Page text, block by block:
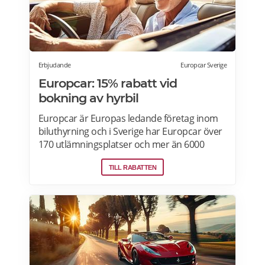
Erbjudande Europcar Sverige
Europcar: 15% rabatt vid
bokning av hyrbil
Europcar är Europas ledande företag inom
biluthyrning och i Sverige har Europcar över
170 utlämningsplatser och mer än 6000
bilar. Ta del av våra aktuella erbjudanden
och läs mer om pensionärsrabatter hos
TILL RABATTEN